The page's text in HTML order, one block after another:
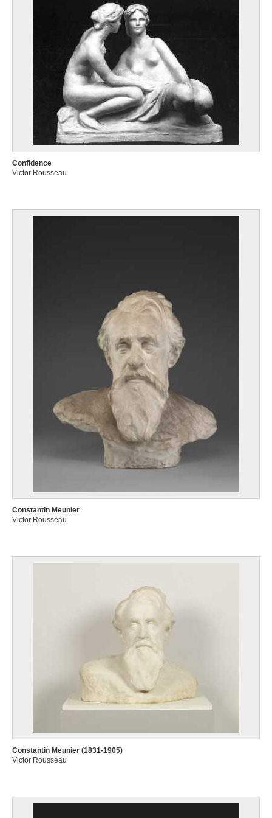
Confidence
Victor Rousseau
Constantin Meunier
Victor Rousseau
Constantin Meunier (1831-1905)
Victor Rousseau